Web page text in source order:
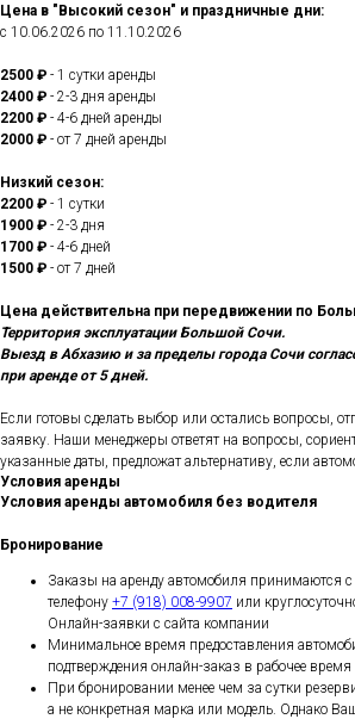
Цена в "Высокий сезон" и праздничные дни:
с 10.06.2026 по 11.10.2026
2500 ₽ - 1 сутки аренды
2400 ₽ - 2-3 дня аренды
2200 ₽ - 4-6 дней аренды
2000 ₽ - от 7 дней аренды
Низкий сезон:
2200 ₽ - 1 сутки
1900 ₽ - 2-3 дня
1700 ₽ - 4-6 дней
1500 ₽ - от 7 дней
Цена действительна при передвижении по
Территория эксплуатации Большой Сочи.
Выезд в Абхазию и за пределы города Сочи
при аренде от 5 дней.
Если готовы сделать выбор или остались вопросы,
заявку. Наши менеджеры ответят на вопросы,
указанные даты, предложат альтернативу, если
Условия аренды
Условия аренды автомобиля без водителя
Бронирование
Заказы на аренду автомобиля принимаются
телефону +7 (918) 008-9907 или
Онлайн-заявки с сайта компании
Минимальное время предоставления
подтверждения онлайн-заказ в рабочее время
При бронировании менее чем за сутки
а не конкретная марка или модель. Однако